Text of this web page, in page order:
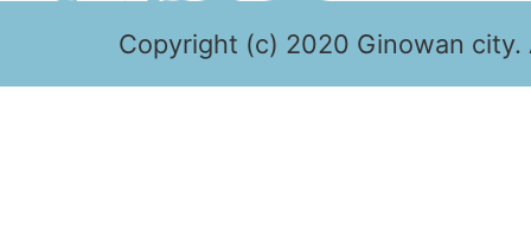
Copyright (c) 2020 Ginowan city.